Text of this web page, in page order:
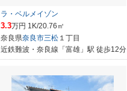
ラ・ベルメイゾン
3.3万円 1K/20.76㎡
奈良県奈良市三松 １丁目
近鉄難波・奈良線「富雄」駅 徒歩12分